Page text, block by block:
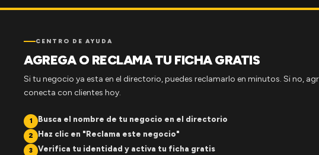
CENTRO DE AYUDA
AGREGA O RECLAMA TU FICHA GRATIS
Si tu negocio ya esta en el directorio, puedes reclamarlo en minutos. Si no,
conecta con clientes hoy.
1 Busca el nombre de tu negocio en el directorio
2 Haz clic en "Reclama este negocio"
3 Verifica tu identidad y activa tu ficha gratis